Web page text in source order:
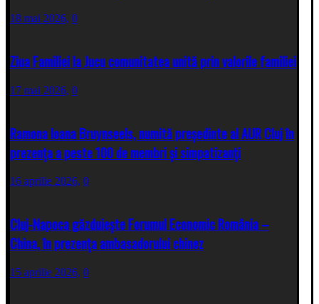
18 mai 2026, 0
Ziua Familiei la Jucu comunitatea unită prin valorile familiei
17 mai 2026, 0
Ramona Ioana Bruynseels, numită președinte al AUR Cluj în
prezența a peste 100 de membri și simpatizanți
16 aprilie 2026, 0
Cluj-Napoca găzduiește Forumul Economic România –
China, în prezența ambasadorului chinez
15 aprilie 2026, 0